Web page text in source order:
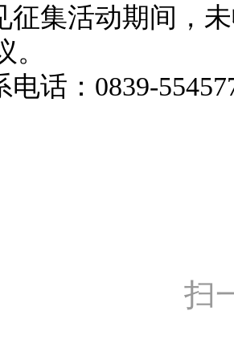
征集活动期间，
。
电话：0839-
扫